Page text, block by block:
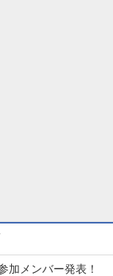
加メンバー発表！